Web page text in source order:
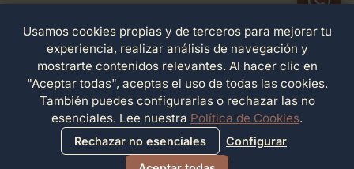
Legales
Política de Privacidad
Política de Cookies
Configuración de Cookies
Términos de Servicio
Contacto
Usamos cookies propias y de terceros para mejorar tu
experiencia, realizar análisis de navegación y
mostrarte contenidos relevantes. Al hacer clic en
"Aceptar todas", aceptas el uso de todas las cookies.
También puedes configurarlas o rechazar las no
esenciales. Lee nuestra Política de Cookies.
Rechazar no esenciales
Configurar